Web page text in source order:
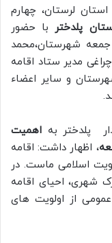
لرستان، چهارم
پلدختر با حضور
جمعه شهرستان،محمد
مدیر ستاد اقامه
و سایر اعضاء
پلدختر به اهمیت
، اظهار داشت: اقامه
اسلامی ماست. در
شهری، احیای اقامه
عمومی از اولویت های